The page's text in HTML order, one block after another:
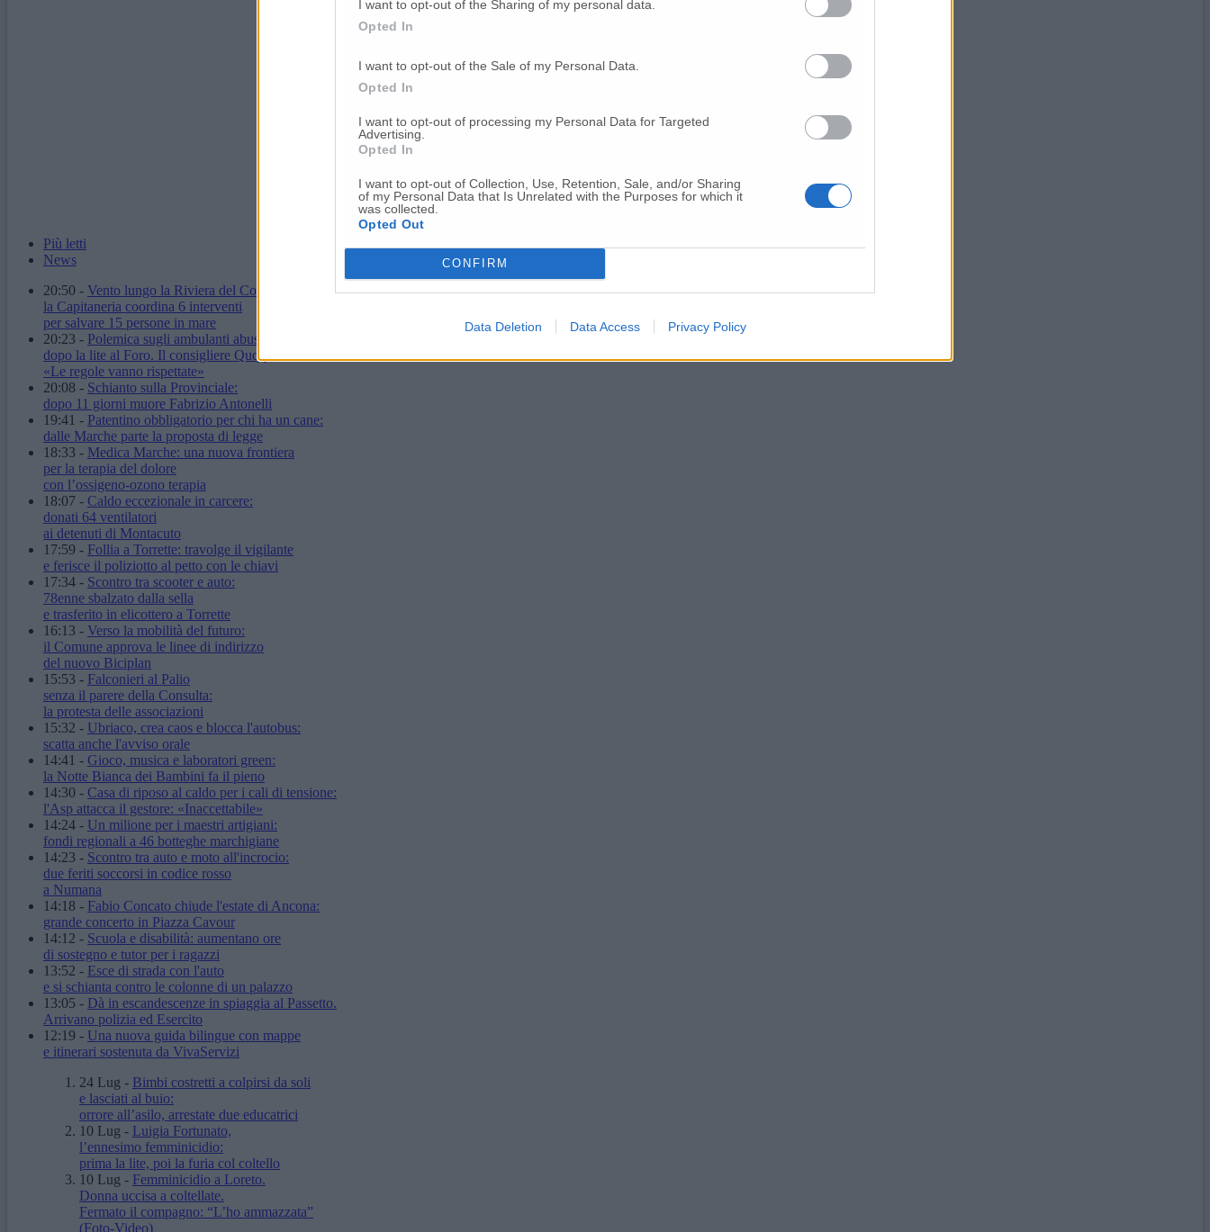
I want to opt-out of the Sharing of my personal data.
Opted In
I want to opt-out of the Sale of my Personal Data.
Opted In
I want to opt-out of processing my Personal Data for Targeted
Advertising.
Opted In
I want to opt-out of Collection, Use, Retention, Sale, and/or Sharing
of my Personal Data that Is Unrelated with the Purposes for which it
was collected.
Opted Out
CONFIRM
Data Deletion Data Access Privacy Policy
Per poter lasciare o votare un commento devi essere registrato.
Più letti
News
20:50 - Vento lungo la Riviera del Conero:
la Capitaneria coordina 6 interventi
per salvare 15 persone in mare
20:23 - Polemica sugli ambulanti abusivi
dopo la lite al Foro. Il consigliere Quqqass:
«Le regole vanno rispettate»
20:08 - Schianto sulla Provinciale:
dopo 11 giorni muore Fabrizio Antonelli
19:41 - Patentino obbligatorio per chi ha un cane:
dalle Marche parte la proposta di legge
18:33 - Medica Marche: una nuova frontiera
per la terapia del dolore
con l’ossigeno-ozono terapia
18:07 - Caldo eccezionale in carcere:
donati 64 ventilatori
ai detenuti di Montacuto
17:59 - Follia a Torrette: travolge il vigilante
e ferisce il poliziotto al petto con le chiavi
17:34 - Scontro tra scooter e auto:
78enne sbalzato dalla sella
e trasferito in elicottero a Torrette
16:13 - Verso la mobilità del futuro:
il Comune approva le linee di indirizzo
del nuovo Biciplan
15:53 - Falconieri al Palio
senza il parere della Consulta:
la protesta delle associazioni
15:32 - Ubriaco, crea caos e blocca l'autobus:
scatta anche l'avviso orale
14:41 - Gioco, musica e laboratori green:
la Notte Bianca dei Bambini fa il pieno
14:30 - Casa di riposo al caldo per i cali di tensione:
l'Asp attacca il gestore: «Inaccettabile»
14:24 - Un milione per i maestri artigiani:
fondi regionali a 46 botteghe marchigiane
14:23 - Scontro tra auto e moto all'incrocio:
due feriti soccorsi in codice rosso
a Numana
14:18 - Fabio Concato chiude l'estate di Ancona:
grande concerto in Piazza Cavour
14:12 - Scuola e disabilità: aumentano ore
di sostegno e tutor per i ragazzi
13:52 - Esce di strada con l'auto
e si schianta contro le colonne di un palazzo
13:05 - Dà in escandescenze in spiaggia al Passetto.
Arrivano polizia ed Esercito
12:19 - Una nuova guida bilingue con mappe
e itinerari sostenuta da VivaServizi
24 Lug - Bimbi costretti a colpirsi da soli
e lasciati al buio:
orrore all’asilo, arrestate due educatrici
10 Lug - Luigia Fortunato,
l’ennesimo femminicidio:
prima la lite, poi la furia col coltello
10 Lug - Femminicidio a Loreto.
Donna uccisa a coltellate.
Fermato il compagno: “L’ho ammazzata”
(Foto-Video)